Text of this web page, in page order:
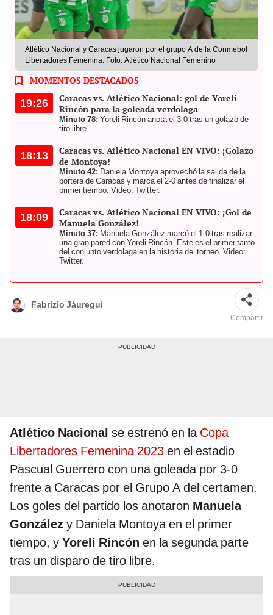
Atlético Nacional y Caracas jugaron por el grupo A de la Conmebol
Libertadores Femenina. Foto: Atlético Nacional Femenino
MOMENTOS DESTACADOS
19:26
Caracas vs. Atlético Nacional: gol de Yoreli
Rincón para la goleada verdolaga
Minuto 78: Yoreli Rincón anota el 3-0 tras un golazo de
tiro libre.
18:13
Caracas vs. Atlético Nacional EN VIVO: ¡Golazo
de Montoya!
Minuto 42: Daniela Montoya aprovechó la salida de la
portera de Caracas y marca el 2-0 antes de finalizar el
primer tiempo. Video: Twitter.
18:09
Caracas vs. Atlético Nacional EN VIVO: ¡Gol de
Manuela González!
Minuto 37: Manuela González marcó el 1-0 tras realizar
una gran pared con Yoreli Rincón. Este es el primer tanto
del conjunto verdolaga en la historia del torneo. Video:
Twitter.
Fabrizio Jáuregui
Compartir
Atlético Nacional se estrenó en la Copa
Libertadores Femenina 2023 en el estadio
Pascual Guerrero con una goleada por 3-0
frente a Caracas por el Grupo A del certamen.
Los goles del partido los anotaron Manuela
González y Daniela Montoya en el primer
tiempo, y Yoreli Rincón en la segunda parte
tras un disparo de tiro libre.